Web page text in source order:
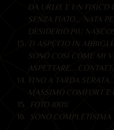
DA URLO, E UN FISICO
SENZA FIATO... NATA
DESIDERIO PIU
TI ASPETTO IN
SONO COSÌ COME MI
ASPETTARE...
FINO A TARDA
MASSIMO COMFORT E
FOTO 100%
SONO COMPLETÍSIMA